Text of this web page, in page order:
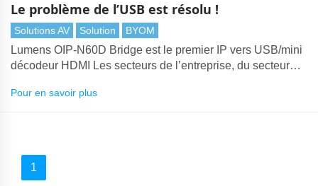
Le problème de l’USB est résolu !
Solutions AV Solution BYOM
Lumens OIP-N60D Bridge est le premier IP vers USB/mini
décodeur HDMI Les secteurs de l’entreprise, du secteur
conférence et des outils de collaboration pour leurs
Pour en savoir plus
1